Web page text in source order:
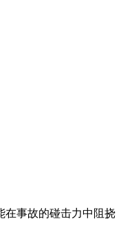
在事故的碰击力中阻挠